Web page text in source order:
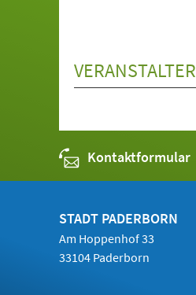
VERANSTALTER
Kontaktformular
STADT PADERBORN
Am Hoppenhof 33
33104 Paderborn